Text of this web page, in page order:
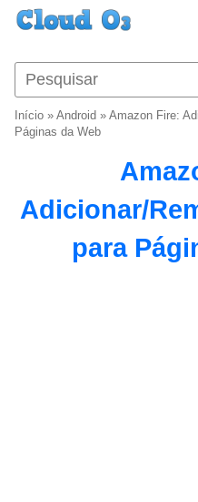
Início » Android » Amazon Fire:
Páginas da Web
Adicionar/
para